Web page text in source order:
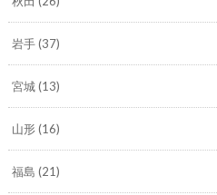
岩手(37)
宮城(13)
山形(16)
福島 (21)